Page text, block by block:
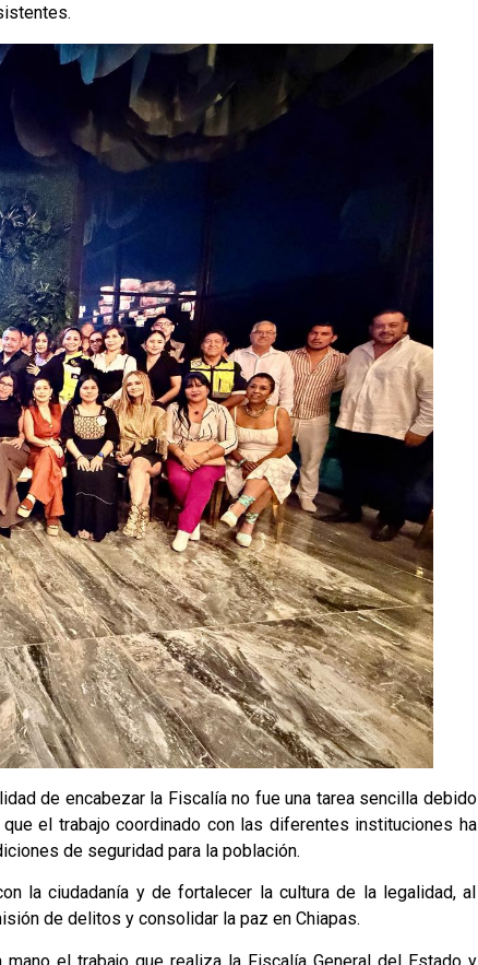
de encabezar la Fiscalía no fue una tarea sencilla debido
el trabajo coordinado con las diferentes instituciones ha
de seguridad para la población.
la ciudadanía y de fortalecer la cultura de la legalidad, al
de delitos y consolidar la paz en Chiapas.